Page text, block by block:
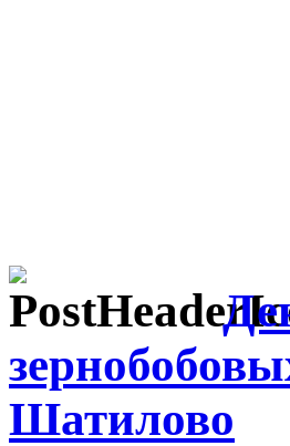
Шатилово